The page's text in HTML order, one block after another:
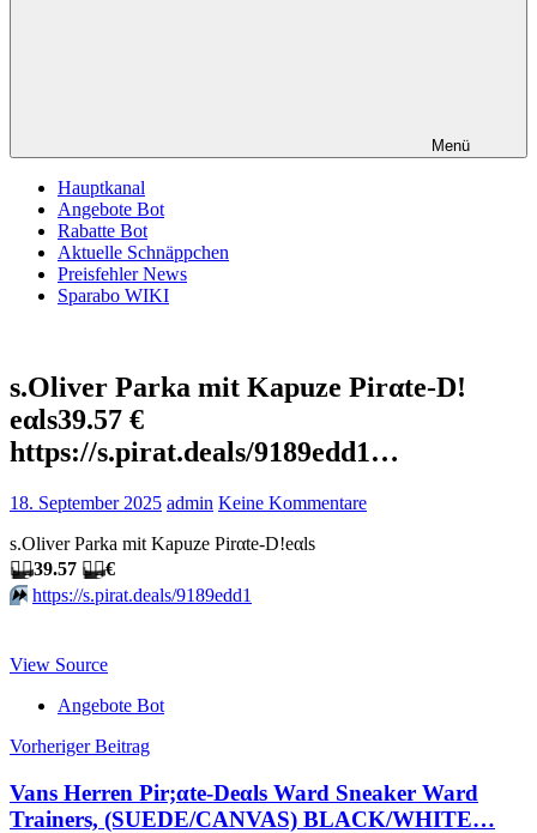
Menü
Hauptkanal
Angebote Bot
Rabatte Bot
Aktuelle Schnäppchen
Preisfehler News
Sparabo WIKI
s.Oliver Parka mit Kapuze Pirαtе-D!
еαls39.57 €
https://s.pirat.deals/9189edd1…
18. September 2025 admin Keine Kommentare
s.Oliver Parka mit Kapuze Pirαtе-D!еαls
🏴‍☠️39.57 🏴‍☠️€
⏩️ https://s.pirat.deals/9189edd1
View Source
Angebote Bot
Beitragsnavigation
Vorheriger Beitrag
Vans Herren Pir;αtе-Dеαls Ward Sneaker Ward
Trainers, (SUEDE/CANVAS) BLACK/WHITE…